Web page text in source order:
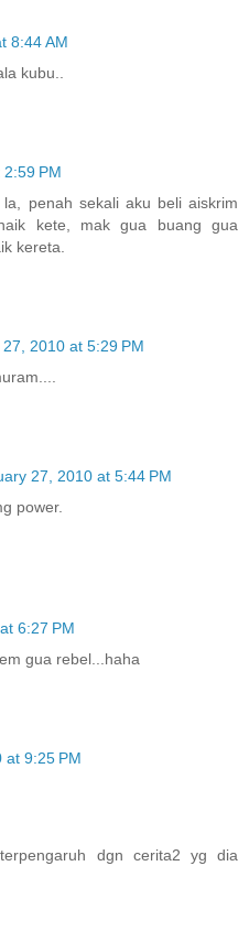
8:44 AM
kubu..
PM
penah sekali aku beli aiskrim
kete, mak gua buang gua
kereta.
2010 at 5:29 PM
27, 2010 at 5:44 PM
power.
6:27 PM
gua rebel...haha
at 9:25 PM
dgn cerita2 yg dia